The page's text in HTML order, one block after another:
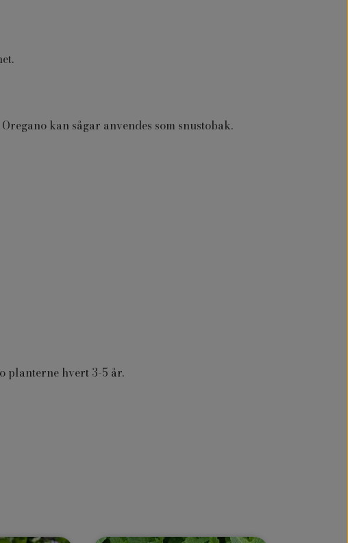
kan sågar anvendes som snustobak.
planterne hvert 3-5 år.